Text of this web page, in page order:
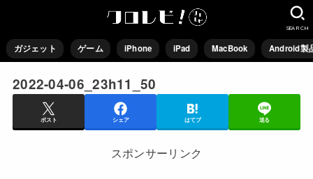
ガジェット ゲーム iPhone iPad MacBook Android製
SEARCH
2022-04-06_23h11_50
ポスト シェア はてブ 送る
スポンサーリンク